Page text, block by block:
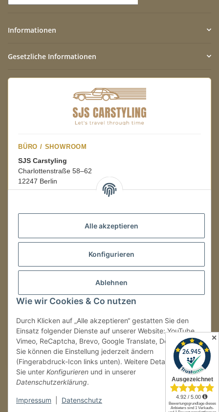
Alle akzeptieren
Konfigurieren
Ablehnen
Wie wir Cookies & Co nutzen
Durch Klicken auf „Alle akzeptieren“ gestatten Sie den
Einsatz folgender Dienste auf unserer Website: YouTube,
Vimeo, ReCaptcha, Brevo, Google Translate, Doofinder.
Sie können die Einstellung jederzeit ändern
(Fingerabdruck-Icon links unten). Weitere Details finden
Sie unter Konfigurieren und in unserer
Datenschutzerklärung.
Impressum Datenschutz
Informationen
Gesetzliche Informationen
BÜRO / SHOWROOM
SJS Carstyling
Charlottenstraße 58–62
12247 Berlin
08:00–16:00 Uhr
LAGER / RETOUREN
Packmonster Fulfillment
SJS Carstyling Lager
Retouren ausschließlich an diese Adresse.
Tel.:+49 (0) 30 36417228
E-Mail:info@sjs-carstyling.com
Vertrag widerrufen
* Alle Preise inkl. gesetzlicher USt., zzgl.
✕